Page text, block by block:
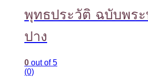
พุทธประวัติ ฉบับพร
ปาง
0 out of 5
(0)